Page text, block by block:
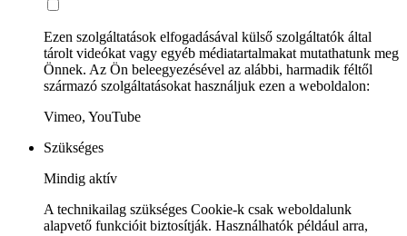
Ezen szolgáltatások elfogadásával külső szolgáltatók által
tárolt videókat vagy egyéb médiatartalmakat mutathatunk meg
Önnek. Az Ön beleegyezésével az alábbi, harmadik féltől
származó szolgáltatásokat használjuk ezen a weboldalon:
Vimeo, YouTube
Szükséges
Mindig aktív
A technikailag szükséges Cookie-k csak weboldalunk
alapvető funkcióit biztosítják. Használhatók például arra,